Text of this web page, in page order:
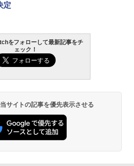
定
をフォローして最新記事をチ
ェック！
サイトの記事を優先表示させる